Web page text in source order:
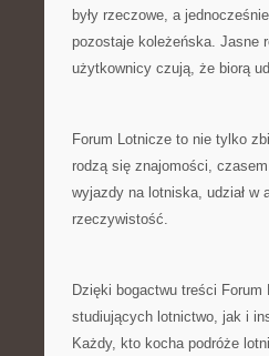
były rzeczowe, a
pozostaje koleżeńska. Jasne
użytkownicy czują, że biorą
Forum Lotnicze to nie tylko
rodzą się znajomości,
wyjazdy na lotniska, udział w
rzeczywistość.
Dzięki bogactwu treści
studiujących lotnictwo, jak i
Każdy, kto kocha podróże